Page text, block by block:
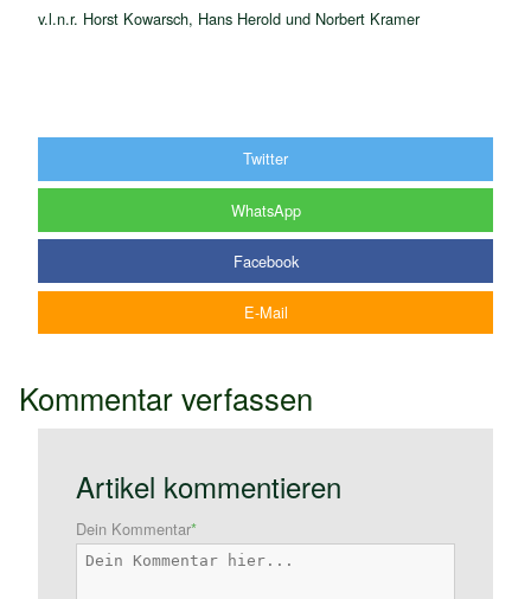
v.l.n.r. Horst Kowarsch, Hans Herold und Norbert Kramer
Twitter
WhatsApp
Facebook
E-Mail
Kommentar verfassen
Artikel kommentieren
Dein Kommentar*